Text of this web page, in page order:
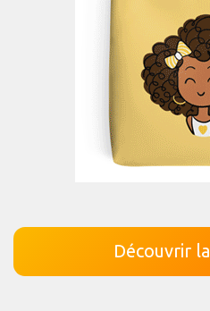
Découvrir